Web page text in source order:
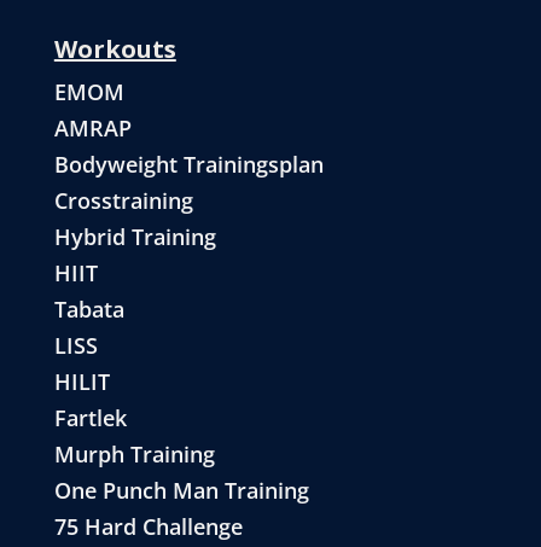
Workouts
EMOM
AMRAP
Bodyweight Trainingsplan
Crosstraining
Hybrid Training
HIIT
Tabata
LISS
HILIT
Fartlek
Murph Training
One Punch Man Training
75 Hard Challenge